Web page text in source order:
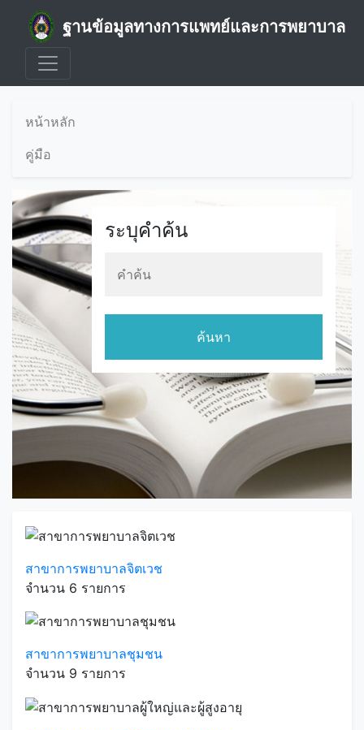
ฐานข้อมูลทางการแพทย์และการพยาบาล
หน้าหลัก
คู่มือ
ระบุคำค้น
ค้นหา
สาขาการพยาบาลจิตเวช
จำนวน 6 รายการ
สาขาการพยาบาลชุมชน
จำนวน 9 รายการ